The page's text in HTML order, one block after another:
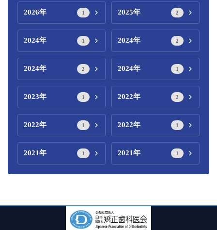
2026年 1 2025年 2
2024年 1 2024年 2
2024年 2 2024年 1
2023年 1 2022年 2
2022年 1 2022年 1
2021年 1 2021年 1